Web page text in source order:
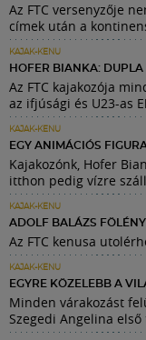
Az FTC versenyzője
címek után a
KAJAK-KENU
HOFER BIANKA: DUPLA
Az FTC kajakozója
az ifjúsági és U23-as
KAJAK-KENU
EGY ANIMÁCIÓS
Kajakozónk, Hofer
itthon pedig vízre
KAJAK-KENU
ADOLF BALÁZS
Az FTC kenusa
KAJAK-KENU
EGYRE KÖZELEBB A
Minden várakozást
Szegedi Angelina